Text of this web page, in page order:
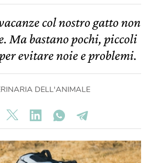
col nostro gatto non
Ma bastano pochi, piccoli
evitare noie e problemi.
DELL'ANIMALE